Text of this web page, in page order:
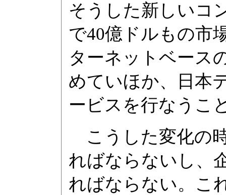
そうした新しいコ
で40億ドルもの市
ターネットベース
めていほか、日本
ービスを行なうこ
こうした変化の
ればならないし、
ればならない。こ